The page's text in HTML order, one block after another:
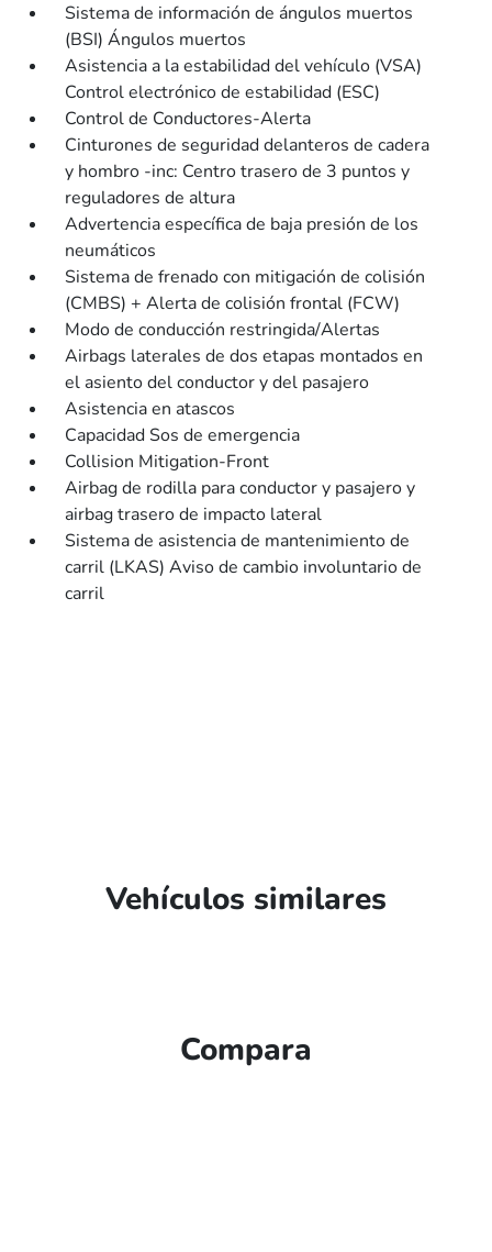
Sistema de información de ángulos muertos
(BSI) Ángulos muertos
Asistencia a la estabilidad del vehículo (VSA)
Control electrónico de estabilidad (ESC)
Control de Conductores-Alerta
Cinturones de seguridad delanteros de cadera
y hombro -inc: Centro trasero de 3 puntos y
reguladores de altura
Advertencia específica de baja presión de los
neumáticos
Sistema de frenado con mitigación de colisión
(CMBS) + Alerta de colisión frontal (FCW)
Modo de conducción restringida/Alertas
Airbags laterales de dos etapas montados en
el asiento del conductor y del pasajero
Asistencia en atascos
Capacidad Sos de emergencia
Collision Mitigation-Front
Airbag de rodilla para conductor y pasajero y
airbag trasero de impacto lateral
Sistema de asistencia de mantenimiento de
carril (LKAS) Aviso de cambio involuntario de
carril
Vehículos similares
Compara